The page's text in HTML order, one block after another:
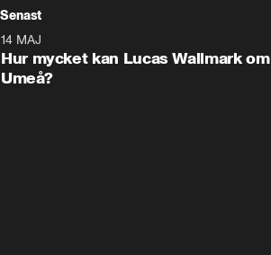
Senast
Plus
14 MAJ
Hur mycket kan Lucas Wallmark om
Umeå?